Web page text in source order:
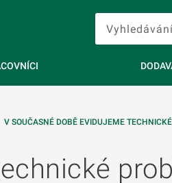
V SOUČASNÉ DOBĚ EVIDUJEME